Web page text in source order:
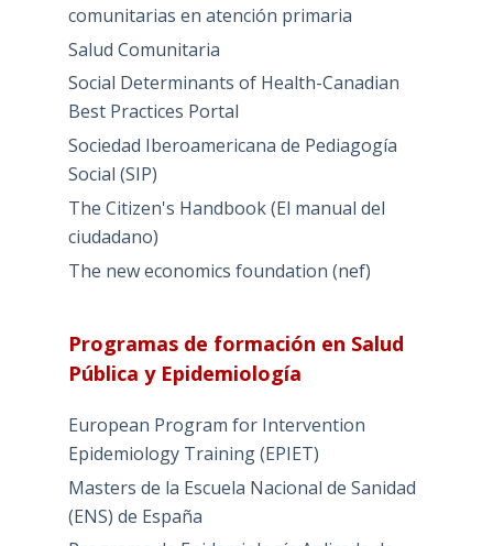
comunitarias en atención primaria
Salud Comunitaria
Social Determinants of Health-Canadian
Best Practices Portal
Sociedad Iberoamericana de Pediagogía
Social (SIP)
The Citizen's Handbook (El manual del
ciudadano)
The new economics foundation (nef)
Programas de formación en Salud
Pública y Epidemiología
European Program for Intervention
Epidemiology Training (EPIET)
Masters de la Escuela Nacional de Sanidad
(ENS) de España